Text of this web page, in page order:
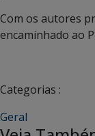
Com os autores
encaminhado ao
Categorias :
Geral